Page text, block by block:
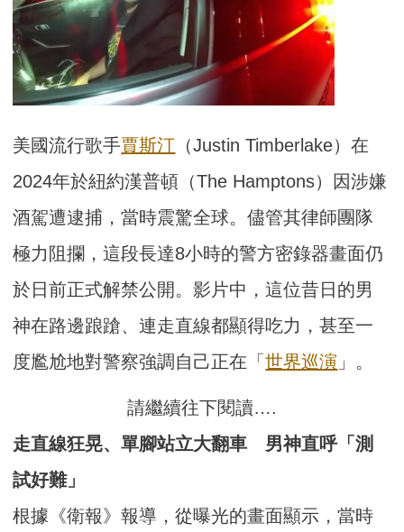
美國流行歌手賈斯汀 （Justin Timberlake）在
2024年於紐約漢普頓（The Hamptons）因涉嫌
酒駕遭逮捕，當時震驚全球。儘管其律師團隊
極力阻攔，這段長達8小時的警方密錄器畫面仍
於日前正式解禁公開。影片中，這位昔日的男
神在路邊踉蹌、連走直線都顯得吃力，甚至一
度尷尬地對警察強調自己正在「世界巡演 」。
請繼續往下閱讀….
走直線狂晃、單腳站立大翻車 男神直呼「測
試好難」
根據《衛報》報導，從曝光的畫面顯示，當時